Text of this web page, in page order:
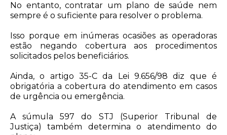
No entanto, contratar um plano de saúde nem
sempre é o suficiente para resolver o problema.
Isso porque em inúmeras ocasiões as operadoras
estão negando cobertura aos procedimentos
solicitados pelos beneficiários.
Ainda, o artigo 35-C da Lei 9.656/98 diz que é
obrigatória a cobertura do atendimento em casos
de urgência ou emergência.
A súmula597 do STJ (Superior Tribunal de
Justiça) também determina o atendimento do